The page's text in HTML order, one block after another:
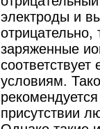
электроды и
отрицательно,
заряженные
условиям.
присутствии